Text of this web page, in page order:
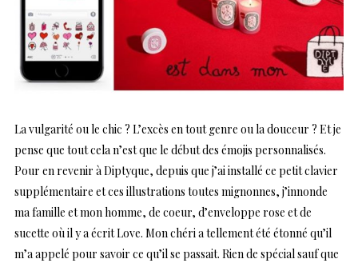
La vulgarité ou le chic ? L’excès en tout genre ou la douceur ? Et je
pense que tout cela n’est que le début des émojis personnalisés.
Pour en revenir à Diptyque, depuis que j’ai installé ce petit clavier
supplémentaire et ces illustrations toutes mignonnes, j’innonde
ma famille et mon homme, de coeur, d’enveloppe rose et de
sucette où il y a écrit Love. Mon chéri a tellement été étonné qu’il
m’a appelé pour savoir ce qu’il se passait. Rien de spécial sauf que